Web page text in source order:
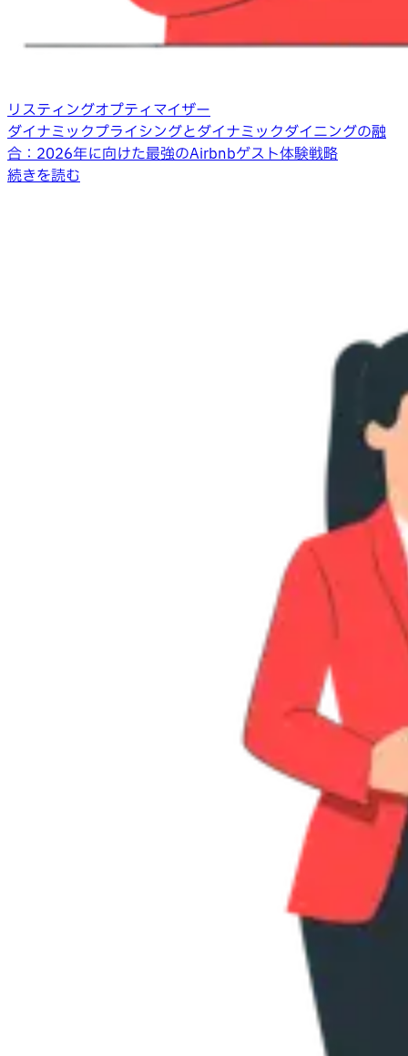
リスティングオプティマイザー
ダイナミックプライシングとダイナミックダイニングの融
合：2026年に向けた最強のAirbnbゲスト体験戦略
続きを読む